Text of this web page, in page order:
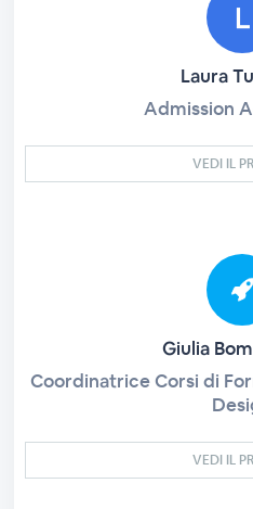
Laura
Admission
VEDI IL
Giulia
Coordinatrice Corsi di
VEDI IL